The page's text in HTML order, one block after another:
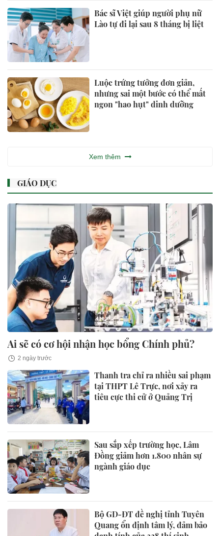
Bác sĩ Việt giúp người phụ nữ
Lào tự đi lại sau 8 tháng bị liệt
Luộc trứng tưởng đơn giản,
nhưng sai một bước có thể mất
ngon "hao hụt" dinh dưỡng
Xem thêm
GIÁO DỤC
Ai sẽ có cơ hội nhận học bổng Chính phủ?
2 ngày trước
Thanh tra chỉ ra nhiều sai phạm
tại THPT Lê Trực, nơi xảy ra
tiêu cực thi cử ở Quảng Trị
Sau sắp xếp trường học, Lâm
Đồng giảm hơn 1.800 nhân sự
ngành giáo dục
Bộ GD-ĐT đề nghị tỉnh Tuyên
Quang ổn định tâm lý, đảm bảo